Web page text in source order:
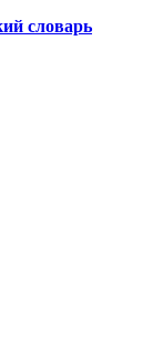
словарь